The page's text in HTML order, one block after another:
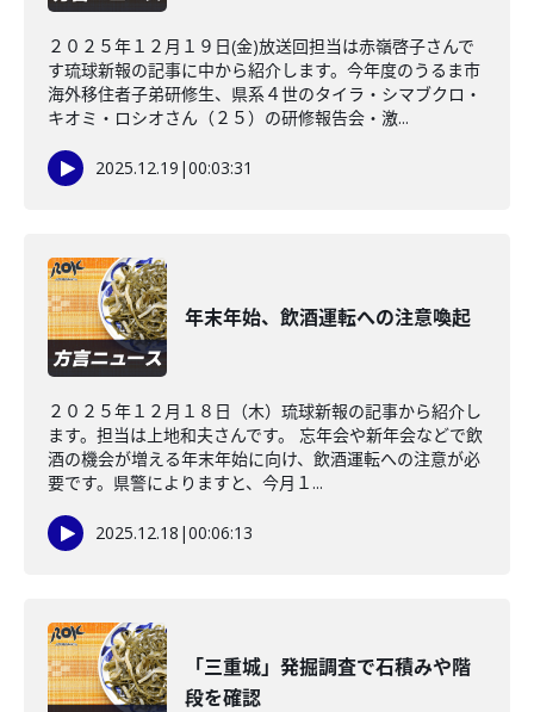
２０２５年１２月１９日(金)放送回担当は赤嶺啓子さんで
す琉球新報の記事に中から紹介します。今年度のうるま市
海外移住者子弟研修生、県系４世のタイラ・シマブクロ・
キオミ・ロシオさん（２５）の研修報告会・激...
2025.12.19 |00:03:31
年末年始、飲酒運転への注意喚起
２０２５年１２月１８日（木）琉球新報の記事から紹介し
ます。担当は上地和夫さんです。 忘年会や新年会などで飲
酒の機会が増える年末年始に向け、飲酒運転への注意が必
要です。県警によりますと、今月１...
2025.12.18 |00:06:13
「三重城」発掘調査で石積みや階
段を確認